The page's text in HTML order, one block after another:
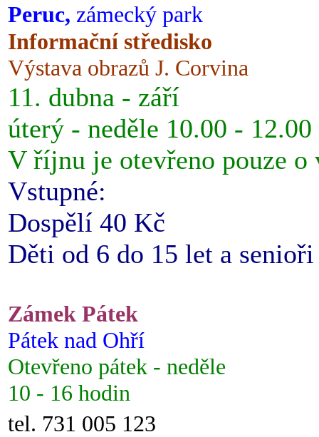
Peruc, zámecký park
Informační středisko
Výstava obrazů J. Corvina
11. dubna - září
úterý - neděle 10.00 -
V říjnu je otevřeno pouze o
Vstupné:
Dospělí 40 Kč
Děti od 6 do 15 let a
Zámek Pátek
Pátek nad Ohří
Otevřeno pátek - neděle
10 - 16 hodin
tel. 731 005 123